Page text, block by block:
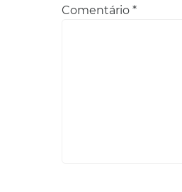
Comentário *